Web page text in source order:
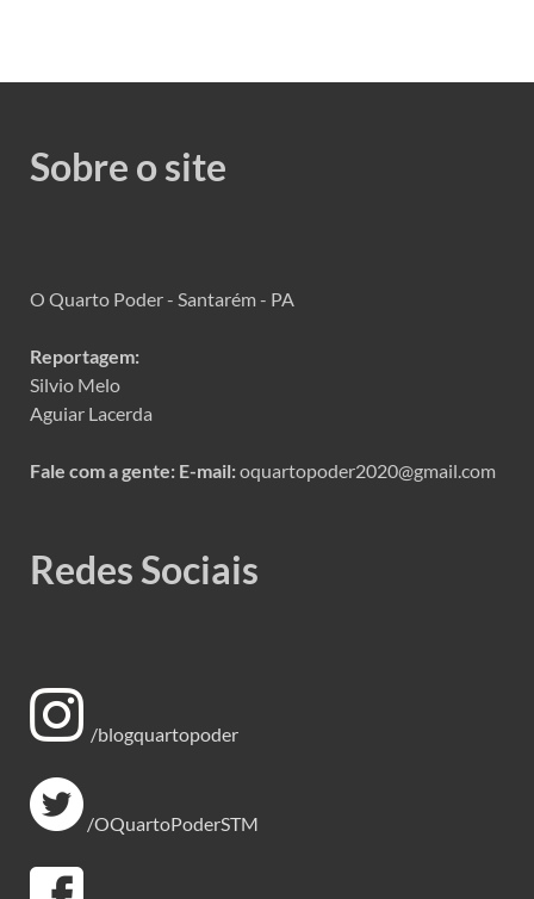
Sobre o site
O Quarto Poder - Santarém - PA
Reportagem:
Silvio Melo
Aguiar Lacerda
Fale com a gente: E-mail:oquartopoder2020@gmail.com
Redes Sociais
/blogquartopoder
/OQuartoPoderSTM